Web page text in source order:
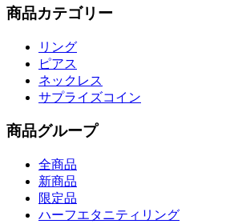
商品カテゴリー
リング
ピアス
ネックレス
サプライズコイン
商品グループ
全商品
新商品
限定品
ハーフエタニティリング